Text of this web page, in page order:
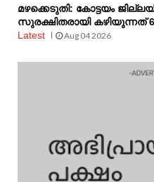
മഴക്കെടുതി: കോട്ടയം
സുരക്ഷിതരായി കഴിയുന്നത്
Latest
Aug 04 2026